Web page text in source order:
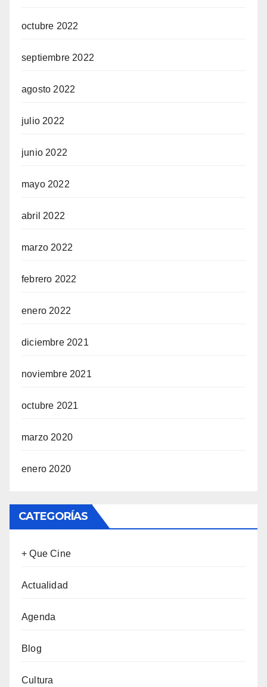
octubre 2022
septiembre 2022
agosto 2022
julio 2022
junio 2022
mayo 2022
abril 2022
marzo 2022
febrero 2022
enero 2022
diciembre 2021
noviembre 2021
octubre 2021
marzo 2020
enero 2020
CATEGORÍAS
+ Que Cine
Actualidad
Agenda
Blog
Cultura